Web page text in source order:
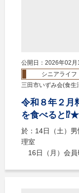
公開日：2026年02月
シニアライフ
三田市いずみ会(食生
令和８年２
を食べると⁉★
於：14日（土）
理室
16日（月）会